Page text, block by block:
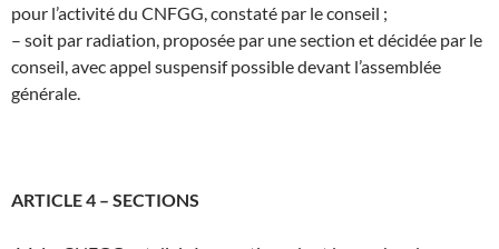
pour l’activité du CNFGG, constaté par le conseil ;
– soit par radiation, proposée par une section et décidée par le
conseil, avec appel suspensif possible devant l’assemblée
générale.
ARTICLE 4 – SECTIONS